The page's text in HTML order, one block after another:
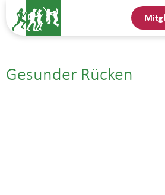
Gesunder Rücken